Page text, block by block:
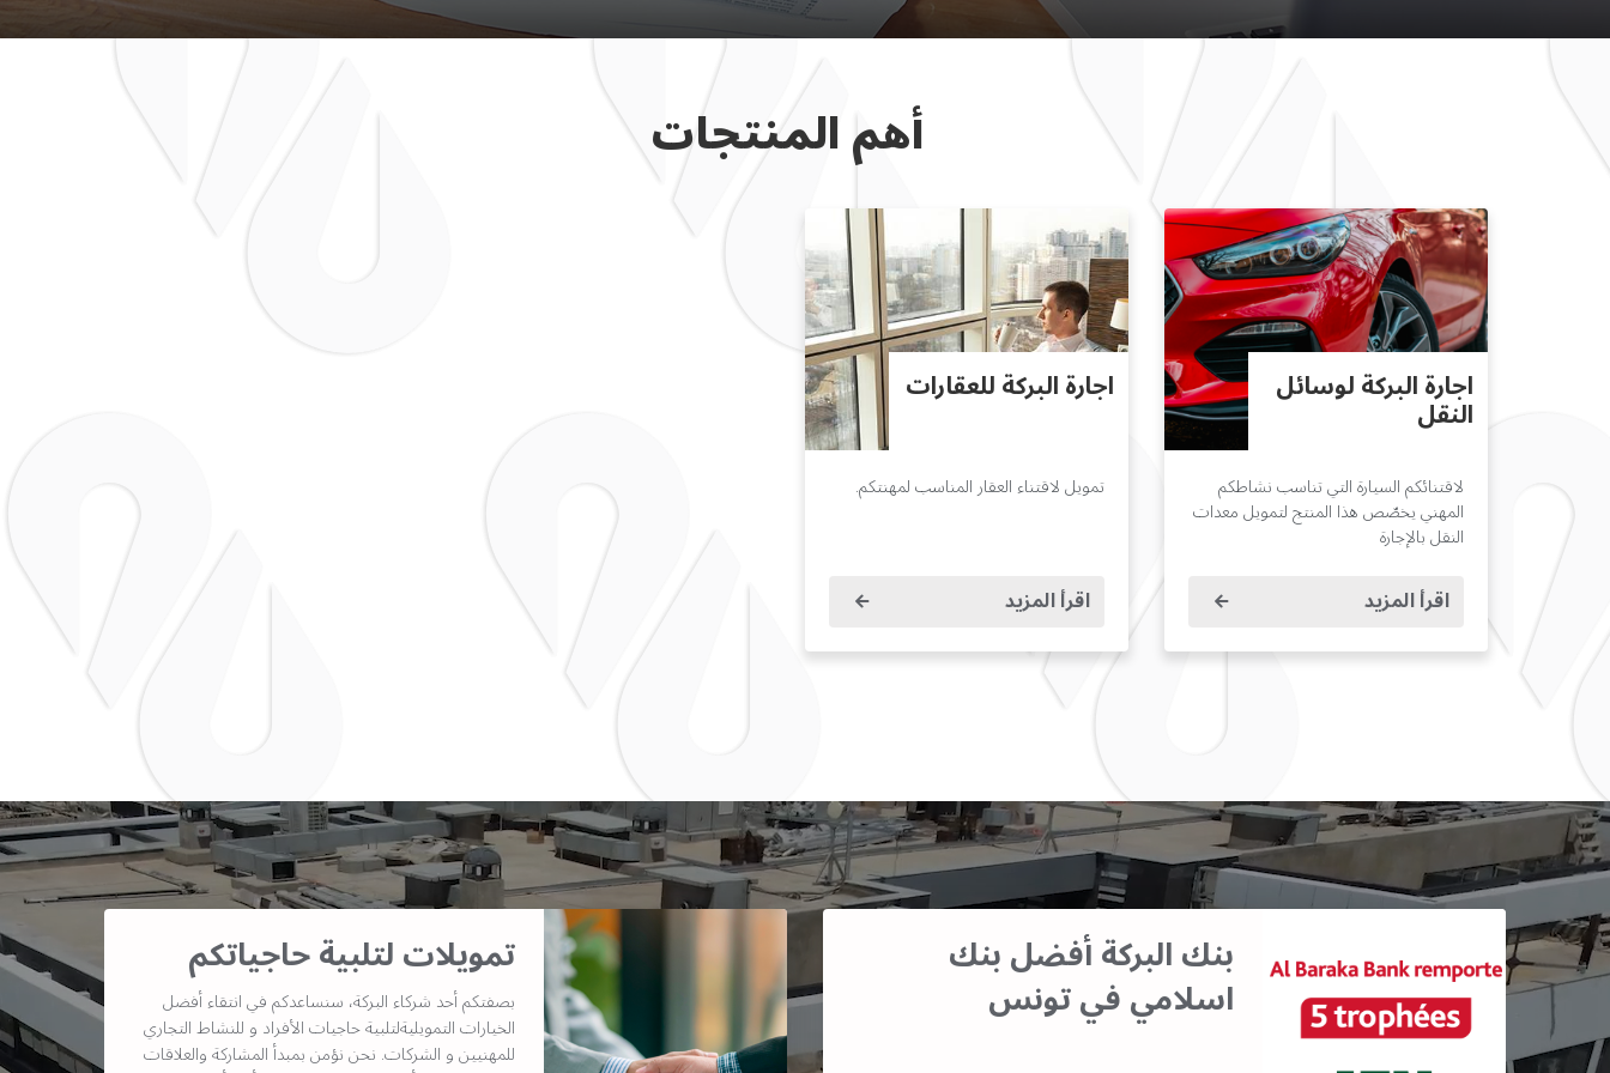
أهم المنتجات
اجارة البركة لوسائل
النقل
لاقتنائكم السيارة التي تناسب نشاطكم
المهني يخصّص هذا المنتج لتمويل معدات
النقل بالإجارة
اقرأ المزيد
اجارة البركة للعقارات
تمويل لاقتناء العقار المناسب لمهنتكم.
اقرأ المزيد
بنك البركة أفضل بنك
اسلامي في تونس
تمويلات لتلبية حاجياتكم
بصفتكم أحد شركاء البركة، سنساعدكم في انتقاء أفضل
الخيارات التمويليةلتلبية حاجيات الأفراد و للنشاط التجاري
للمهنيين و الشركات. نحن نؤمن بمبدأ المشاركة والعلاقات